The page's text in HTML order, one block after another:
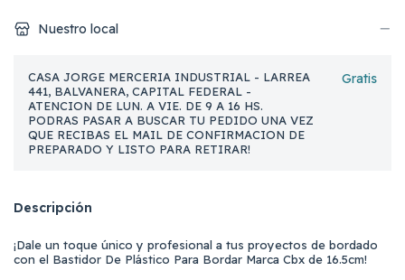
Nuestro local
CASA JORGE MERCERIA INDUSTRIAL - LARREA
441, BALVANERA, CAPITAL FEDERAL -
ATENCION DE LUN. A VIE. DE 9 A 16 HS.
PODRAS PASAR A BUSCAR TU PEDIDO UNA VEZ
QUE RECIBAS EL MAIL DE CONFIRMACION DE
PREPARADO Y LISTO PARA RETIRAR!
Gratis
Descripción
¡Dale un toque único y profesional a tus proyectos de bordado
con el Bastidor De Plástico Para Bordar Marca Cbx de 16.5cm!